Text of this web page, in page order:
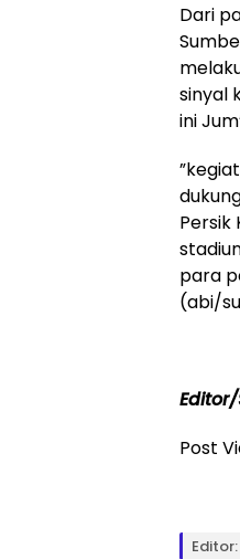
Dari
sinyal
ini
Persik
para
(abi/
Post